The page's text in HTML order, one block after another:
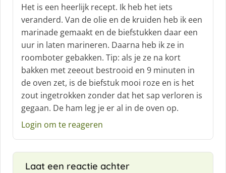
c
h
r
e
e
f
:
Het is een heerlijk recept. Ik heb het iets
veranderd. Van de olie en de kruiden heb ik een
marinade gemaakt en de biefstukken daar een
uur in laten marineren. Daarna heb ik ze in
roomboter gebakken. Tip: als je ze na kort
bakken met zeeout bestrooid en 9 minuten in
de oven zet, is de biefstuk mooi roze en is het
zout ingetrokken zonder dat het sap verloren is
gegaan. De ham leg je er al in de oven op.
Login om te reageren
Laat een reactie achter